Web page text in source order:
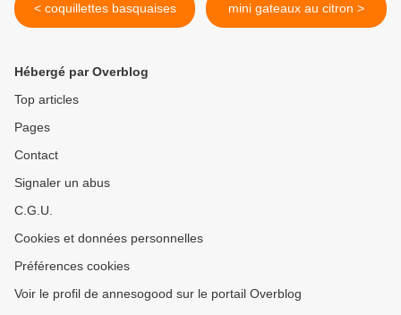
< coquillettes basquaises mini gateaux au citron >
Hébergé par Overblog
Top articles
Pages
Contact
Signaler un abus
C.G.U.
Cookies et données personnelles
Préférences cookies
Voir le profil de annesogood sur le portail Overblog